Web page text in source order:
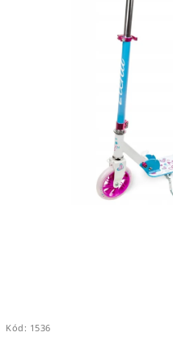
Kód: 1536